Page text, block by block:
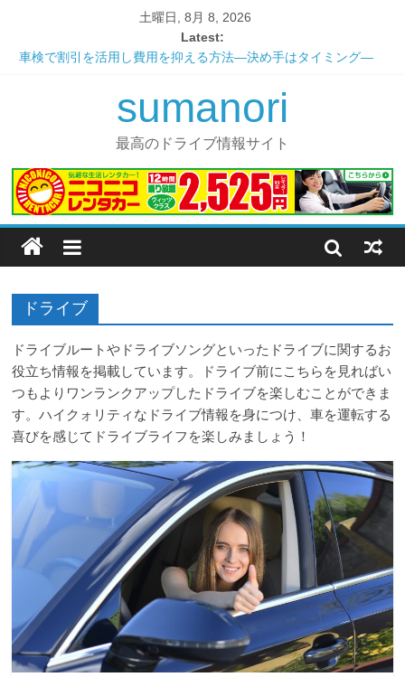
土曜日, 8月 8, 2026
Latest:
車検で割引を活用し費用を抑える方法―決め手はタイミング―
安心？安全？便利な一日車検の仕組み
愛車の寿命を延ばすメンテナンス ～エンジンオイル編～
憧れのあの車にも乗れる！？カーシェアリングの最大のメリット
sumanori
最高のドライブ情報サイト
ドライブ
ドライブルートやドライブソングといったドライブに関するお
役立ち情報を掲載しています。ドライブ前にこちらを見ればい
つもよりワンランクアップしたドライブを楽しむことができま
す。ハイクォリティなドライブ情報を身につけ、車を運転する
喜びを感じてドライブライフを楽しみましょう！